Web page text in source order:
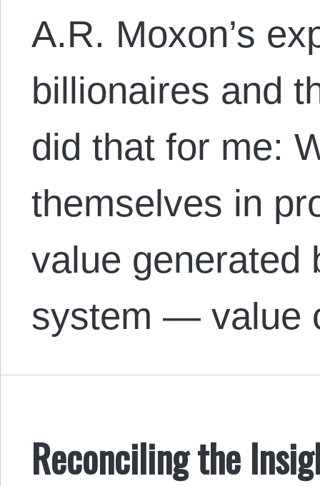
A.R. Moxon’s
billionaires and
did that for me:
themselves in
value generated
system — value
Reconciling the